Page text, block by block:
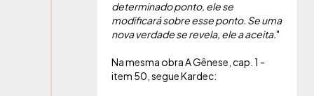
determinado ponto, ele se
modificará sobre esse ponto. Se uma
nova verdade se revela, ele a aceita."
Na mesma obra A Gênese, cap. 1 -
item 50, segue Kardec: